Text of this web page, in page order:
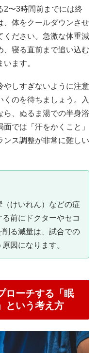
2〜3時間前までには終
、体をクールダウンさせ
ください。急激な体重減
、寝る直前まで追い込む
ます。
やしすぎないように注意
くのを待ちましょう。入
ら、ぬるま湯での半身浴
では「汗をかくこと」
ンス調整が非常に難しい
けいれん）などの症
前にドクターやセコ
る減量は、試合での
因になります。
ローチする「眠
という考え方